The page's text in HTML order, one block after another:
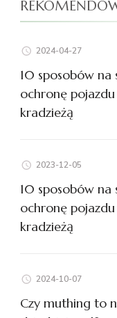
2024-04-27
10 sposobów na
ochronę
kradzieżą
2023-12-05
10 sposobów na
ochronę
kradzieżą
2024-10-07
Czy muthing to